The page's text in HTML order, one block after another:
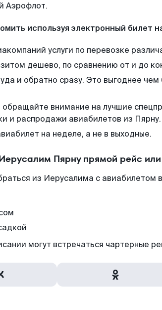
Аэрофлот.
используя электронный билет
услуги по перевозке
дешево, по сравнению от и до
и обратно сразу. Это выгоднее
обращайте внимание на лучшие
и распродажи авиабилетов из Пярну.
на неделе, а не в выходные.
Пярну прямой рейс
из Иерусалима с авиабилетом
могут встречаться чартерные